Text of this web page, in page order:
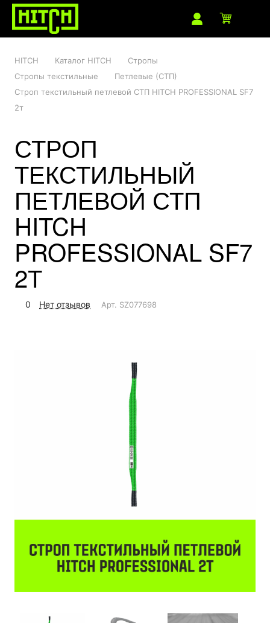
HITCH Каталог HITCH
Стропы
Стропы текстильные
Петлевые (СТП)
Строп текстильный петлевой СТП HITCH PROFESSIONAL SF7
2т
СТРОП
ТЕКСТИЛЬНЫЙ
ПЕТЛЕВОЙ СТП
HITCH
PROFESSIONAL SF7
2Т
0 Нет отзывов Арт. SZ077698